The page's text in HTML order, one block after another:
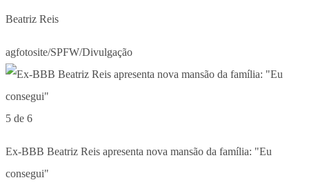
Beatriz Reis
agfotosite/SPFW/Divulgação
5 de 6
Ex-BBB Beatriz Reis apresenta nova mansão da família: "Eu
consegui"